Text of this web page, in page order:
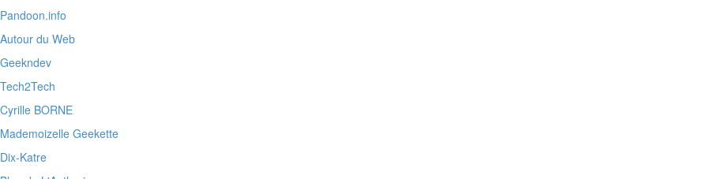
Pandoon.info
Autour du Web
Geekndev
Tech2Tech
Cyrille BORNE
Mademoizelle Geekette
Dix-Katre